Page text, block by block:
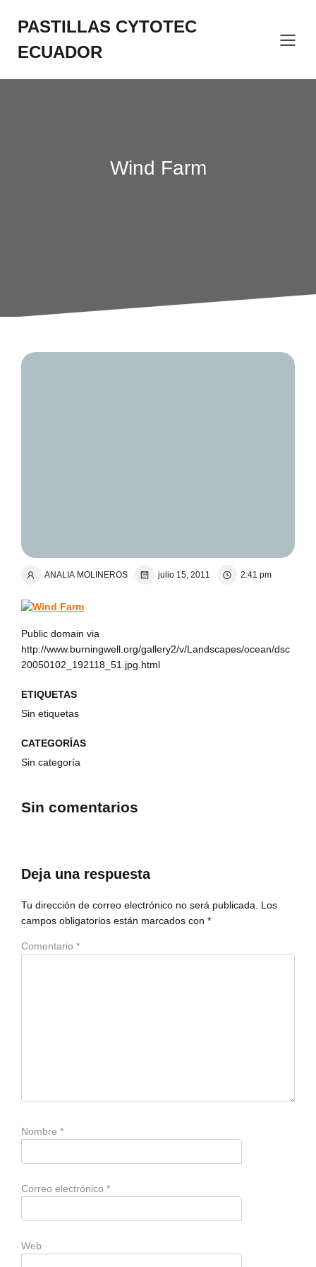
contenido
PASTILLAS CYTOTEC
ECUADOR
Wind Farm
ANALIA MOLINEROS julio 15, 2011 2:41 pm
Public domain via
http://www.burningwell.org/gallery2/v/Landscapes/ocean/dsc
20050102_192118_51.jpg.html
ETIQUETAS
Sin etiquetas
CATEGORÍAS
Sin categoría
Sin comentarios
Deja una respuesta
Tu dirección de correo electrónico no será publicada.
Los
campos obligatorios están marcados con *
Comentario *
Nombre *
Correo electrónico *
Web